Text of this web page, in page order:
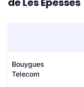
Bouygues
Telecom